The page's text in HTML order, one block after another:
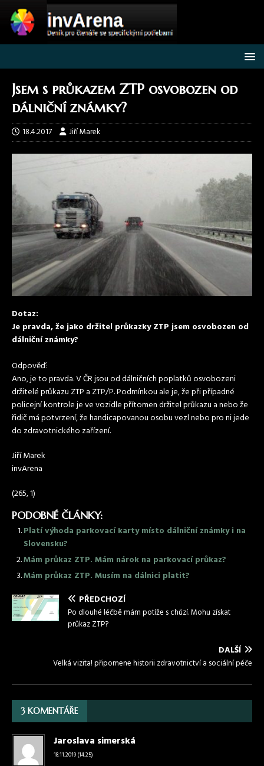
Jsem s průkazem ZTP osvobozen od
dálniční známky?
18.4.2017 Jiří Marek
Dotaz:
Je pravda, že jako držitel průkazky ZTP jsem osvobozen od
dálniční známky?
Odpověď:
Ano, je to pravda. V ČR jsou od dálničních poplatků osvobozeni
držitelé průkazu ZTP a ZTP/P. Podmínkou ale je, že při případné
policejní kontrole je ve vozidle přítomen držitel průkazu a nebo že
řidič má potvrzení, že handicapovanou osobu vezl nebo pro ni jede
do zdravotnického zařízení.
Jiří Marek
invArena
(265, 1)
PODOBNÉ ČLÁNKY:
Platí výhoda parkovací karty místo dálniční známky i na
Slovensku?
Mám průkaz ZTP. Mám nárok na parkovací průkaz?
Mám průkaz ZTP. Musím na dálnici platit?
PŘEDCHOZÍ
Po dlouhé léčbě mám potíže s chůzí. Mohu získat
průkaz ZTP?
DALŠÍ
Velká vizita! připomene historii zdravotnictví a sociální péče
3 KOMENTÁŘE
Jaroslava simerská
18.11.2019 (14.25)